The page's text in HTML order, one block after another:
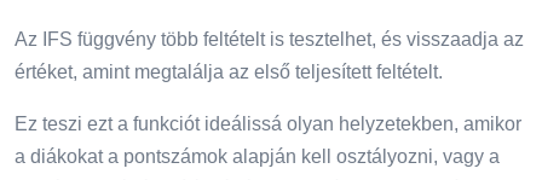
Az IFS függvény több feltételt is tesztelhet, és visszaadja az
értéket, amint megtalálja az első teljesített feltételt.
Ez teszi ezt a funkciót ideálissá olyan helyzetekben, amikor
a diákokat a pontszámok alapján kell osztályozni, vagy a